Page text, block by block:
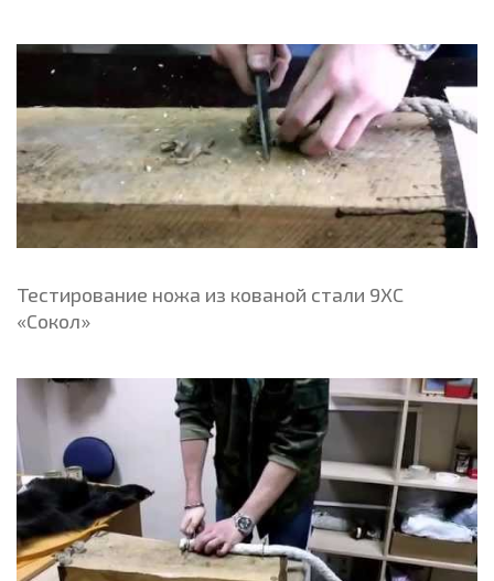
Тестирование ножа из кованой стали 9ХС
«Сокол»